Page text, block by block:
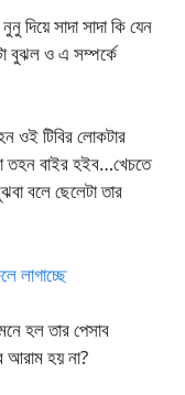
দিয়ে সাদা সাদা কি যেন
বুঝল ও এ সম্পর্কে
ওই টিবির লোকটার
তহন বাইর হইব…খেচতে
বলে ছেলেটা তার
লাগাচ্ছে
হল তার পেসাব
হয় না?